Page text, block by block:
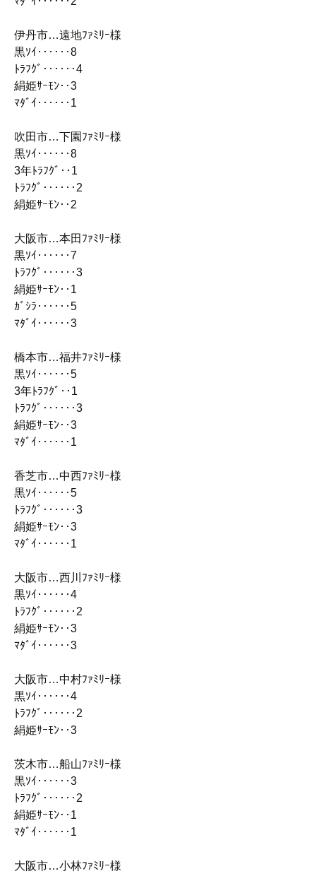
伊丹市…遠地ﾌｧﾐﾘｰ様
黒ｿｲ‥‥‥8
ﾄﾗﾌｸﾞ‥‥‥4
絹姫ｻｰﾓﾝ‥3
ﾏﾀﾞｲ‥‥‥1
吹田市…下園ﾌｧﾐﾘｰ様
黒ｿｲ‥‥‥8
3年ﾄﾗﾌｸﾞ‥1
ﾄﾗﾌｸﾞ‥‥‥2
絹姫ｻｰﾓﾝ‥2
大阪市…本田ﾌｧﾐﾘｰ様
黒ｿｲ‥‥‥7
ﾄﾗﾌｸﾞ‥‥‥3
絹姫ｻｰﾓﾝ‥1
ｶﾞｼﾗ‥‥‥5
ﾏﾀﾞｲ‥‥‥3
橋本市…福井ﾌｧﾐﾘｰ様
黒ｿｲ‥‥‥5
3年ﾄﾗﾌｸﾞ‥1
ﾄﾗﾌｸﾞ‥‥‥3
絹姫ｻｰﾓﾝ‥3
ﾏﾀﾞｲ‥‥‥1
香芝市…中西ﾌｧﾐﾘｰ様
黒ｿｲ‥‥‥5
ﾄﾗﾌｸﾞ‥‥‥3
絹姫ｻｰﾓﾝ‥3
ﾏﾀﾞｲ‥‥‥1
大阪市…西川ﾌｧﾐﾘｰ様
黒ｿｲ‥‥‥4
ﾄﾗﾌｸﾞ‥‥‥2
絹姫ｻｰﾓﾝ‥3
ﾏﾀﾞｲ‥‥‥3
大阪市…中村ﾌｧﾐﾘｰ様
黒ｿｲ‥‥‥4
ﾄﾗﾌｸﾞ‥‥‥2
絹姫ｻｰﾓﾝ‥3
茨木市…船山ﾌｧﾐﾘｰ様
黒ｿｲ‥‥‥3
ﾄﾗﾌｸﾞ‥‥‥2
絹姫ｻｰﾓﾝ‥1
ﾏﾀﾞｲ‥‥‥1
大阪市…小林ﾌｧﾐﾘｰ様